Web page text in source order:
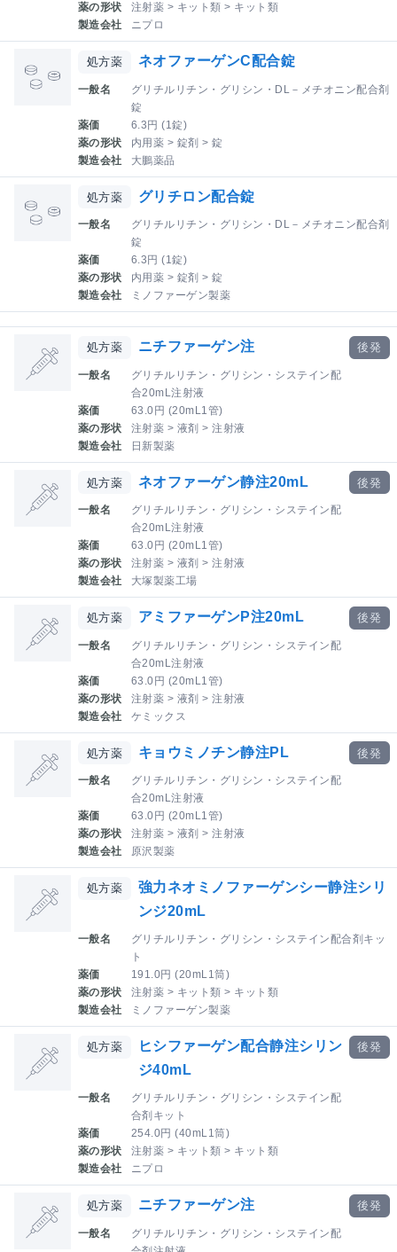
薬の形状
注射薬 > キット類 > キット類
製造会社
ニプロ
処方薬 ネオファーゲンC配合錠
一般名
グリチルリチン・グリシン・DL－メチオニン配合剤
錠
薬価
6.3円 (1錠)
薬の形状
内用薬 > 錠剤 > 錠
製造会社
大鵬薬品
処方薬 グリチロン配合錠
一般名
グリチルリチン・グリシン・DL－メチオニン配合剤
錠
薬価
6.3円 (1錠)
薬の形状
内用薬 > 錠剤 > 錠
製造会社
ミノファーゲン製薬
処方薬 ニチファーゲン注
一般名
グリチルリチン・グリシン・システイン配
合20mL注射液
薬価
63.0円 (20mL1管)
薬の形状
注射薬 > 液剤 > 注射液
製造会社
日新製薬
後発
処方薬 ネオファーゲン静注20mL
一般名
グリチルリチン・グリシン・システイン配
合20mL注射液
薬価
63.0円 (20mL1管)
薬の形状
注射薬 > 液剤 > 注射液
製造会社
大塚製薬工場
後発
処方薬 アミファーゲンP注20mL
一般名
グリチルリチン・グリシン・システイン配
合20mL注射液
薬価
63.0円 (20mL1管)
薬の形状
注射薬 > 液剤 > 注射液
製造会社
ケミックス
後発
処方薬 キョウミノチン静注PL
一般名
グリチルリチン・グリシン・システイン配
合20mL注射液
薬価
63.0円 (20mL1管)
薬の形状
注射薬 > 液剤 > 注射液
製造会社
原沢製薬
後発
処方薬
強力ネオミノファーゲンシー静注シリ
ンジ20mL
一般名
グリチルリチン・グリシン・システイン配合剤キッ
ト
薬価
191.0円 (20mL1筒)
薬の形状
注射薬 > キット類 > キット類
製造会社
ミノファーゲン製薬
処方薬
ヒシファーゲン配合静注シリン
ジ40mL
一般名
グリチルリチン・グリシン・システイン配
合剤キット
薬価
254.0円 (40mL1筒)
薬の形状
注射薬 > キット類 > キット類
製造会社
ニプロ
後発
処方薬 ニチファーゲン注
一般名
グリチルリチン・グリシン・システイン配
後発